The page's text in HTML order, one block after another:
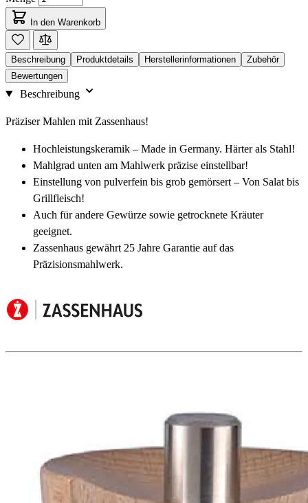
In den Warenkorb
Beschreibung Produktdetails Herstellerinformationen
Zubehör
Bewertungen
Beschreibung
Präziser Mahlen mit Zassenhaus!
Hochleistungskeramik – Made in Germany. Härter als Stahl!
Mahlgrad unten am Mahlwerk präzise einstellbar!
Einstellung von pulverfein bis grob gemörsert – Von Salat bis
Grillfleisch!
Auch für andere Gewürze sowie getrocknete Kräuter
geeignet.
Zassenhaus gewährt 25 Jahre Garantie auf das
Präzisionsmahlwerk.